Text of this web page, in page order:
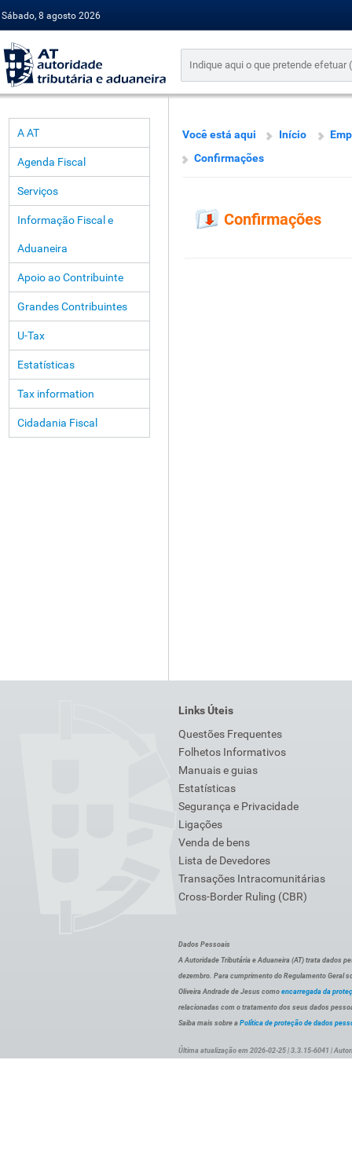
Sábado, 8 agosto 2026
A AT
Agenda Fiscal
Serviços
Informação Fiscal e
Aduaneira
Apoio ao Contribuinte
Grandes Contribuintes
U-Tax
Estatísticas
Tax information
Cidadania Fiscal
Você está aqui Início
Confirmações
Confirmações
Links Úteis
Questões Frequentes
Folhetos Informativos
Manuais e guias
Estatísticas
Segurança e Privacidade
Ligações
Venda de bens
Lista de Devedores
Transações Intracomunitárias
Cross-Border Ruling (CBR)
Dados Pessoais
A Autoridade Tributária e Aduaneira (AT) trata dados
dezembro. Para cumprimento do Regulamento Geral
Oliveira Andrade de Jesus como encarregada da
relacionadas com o tratamento dos seus dados
Saiba mais sobre a Política de proteção de dados
Última atualização em 2026-02-25 | 3.3.15-6041 |